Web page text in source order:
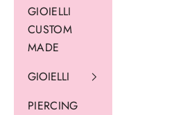
GIOIELLI
CUSTOM
MADE
GIOIELLI
PIERCING